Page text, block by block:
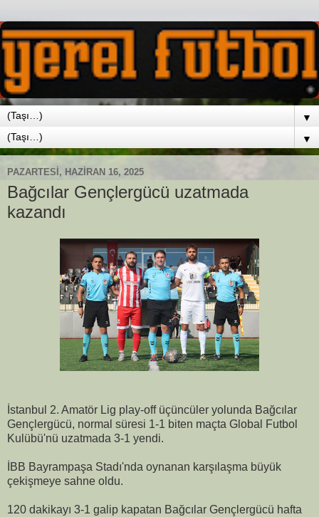
▼
▼
PAZARTESI, HAZIRAN 16, 2025
Bağcılar Gençlergücü uzatmada
kazandı
İstanbul 2. Amatör Lig play-off üçüncüler yolunda Bağcılar
Gençlergücü, normal süresi 1-1 biten maçta Global Futbol
Kulübü'nü uzatmada 3-1 yendi.
İBB Bayrampaşa Stadı'nda oynanan karşılaşma büyük
çekişmeye sahne oldu.
120 dakikayı 3-1 galip kapatan Bağcılar Gençlergücü hafta